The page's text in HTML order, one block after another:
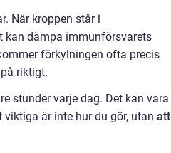
När kroppen står i
kan dämpa immunförsvarets
förkylningen ofta precis
riktigt.
stunder varje dag. Det kan vara
är inte hur du gör, utan att